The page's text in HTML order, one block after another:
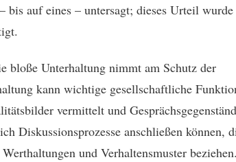
bis auf eines – untersagt; dieses Urteil
bloße Unterhaltung nimmt am Schutz der
kann wichtige gesellschaftliche
vermittelt und
Diskussionsprozesse anschließen können,
und Verhaltensmuster